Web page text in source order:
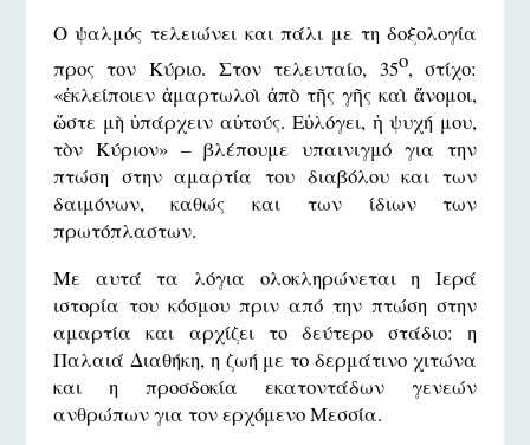
Ο ψαλμός τελειώνει και πάλι με τη δοξολογία
προς τον Κύριο. Στον τελευταίο, 35ο, στίχο:
«ἐκλείποιεν ἁμαρτωλοὶ ἀπὸ τῆς γῆς καὶ ἄνομοι,
ὥστε μὴ ὑπάρχειν αὐτούς. Εὐλόγει, ἡ ψυχή μου,
τὸν Κύριον» – βλέπουμε υπαινιγμό για την
πτώση στην αμαρτία του διαβόλου και των
δαιμόνων, καθώς και των ίδιων των
πρωτόπλαστων.
Με αυτά τα λόγια ολοκληρώνεται η Ιερά
ιστορία του κόσμου πριν από την πτώση στην
αμαρτία και αρχίζει το δεύτερο στάδιο: η
Παλαιά Διαθήκη, η ζωή με το δερμάτινο χιτώνα
και η προσδοκία εκατοντάδων γενεών
ανθρώπων για τον ερχόμενο Μεσσία.